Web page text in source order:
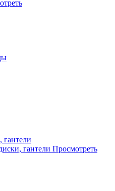
гантели Просмотреть